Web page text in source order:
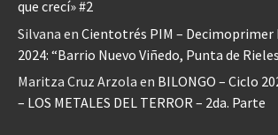
que crecí» #2
Silvana en Cientotrés PIM – Decimoprimer
2024: “Barrio Nuevo Viñedo, Punta de
Maritza Cruz Arzola en BILONGO – Ciclo
– LOS METALES DEL TERROR – 2da. Parte